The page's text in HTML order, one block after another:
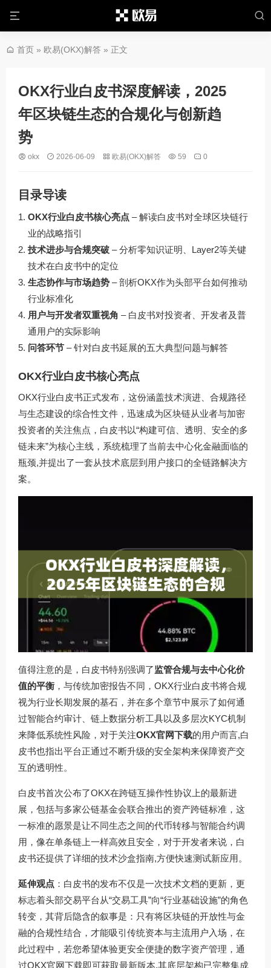
首页 » 欧易(OKX)解答 » 正文
OKX行业白皮书深度解读，2025
年区块链生态的合规化与创新趋
势
okx 2026-06-09 欧易(OKX)解答 59 0
目录导读
OKX行业白皮书核心亮点 – 解读白皮书对全球区块链行
业的战略指引
技术进步与合规突破 – 分析零知识证明、Layer2等关键
技术在白皮书中的定位
生态协作与市场趋势 – 剖析OKX作为头部平台如何推动
行业标准化
用户与开发者双重视角 – 白皮书对投资者、开发者及普
通用户的实际影响
问答环节 – 针对白皮书延展的五大典型问题与解答
OKX行业白皮书核心亮点
OKX行业白皮书正式发布，这份涵盖技术演进、合规路径
与生态建设的综合性文件，迅速成为区块链从业者与加密
投资者的关注焦点，白皮书以“构建可信、透明、安全的多
链未来”为核心主线，系统梳理了当前去中心化金融面临的
瓶颈,并提出了一套从技术底层到用户接口的全链路解决方
案。
值得注意的是，白皮书特别强调了监管合规与去中心化价
值的平衡 ，与传统加密报告不同，OKX行业白皮书将合规
视为行业长期发展的基石，并在多个章节中展示了如何通
过智能合约审计、链上数据分析工具以及多层次KYC机制
来降低系统性风险，对于关注OKX官网下载的用户而言,白
皮书也指出平台正通过不断升级的安全架构来保障资产交
互的透明性。
白皮书首次公布了OKX在跨链互操作性协议上的最新进
展，包括与多家公链基金会联合推出的资产跨链标准，这
一标准的愿景是让不同生态之间的代币转移与智能合约调
用，像在单条链上一样高效且安全，对于开发者来说，白
皮书还提供了详细的技术沙盒指南,方便快速测试新应用。
延伸观点 ：白皮书的发布不仅是一次技术文档的更新，更
标志着头部交易平台从“交易工具”向“行业基础设施”的角色
转变，其背后隐含的叙事是：只有将区块链的开放性与金
融的合规性结合，才能吸引传统资本与主流用户入场，在
此过程中，若您希望体验更安全便捷的数字资产管理，通
过OKX官网下载即可获取最新版本,其底层架构已完整集成